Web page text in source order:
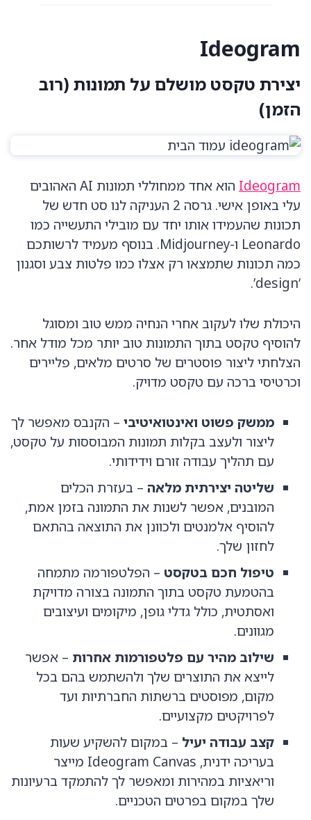
Ideogram
יצירת טקסט מושלם על תמונות (רוב
הזמן)
Ideogram
הוא אחד ממחוללי תמונות AI האהובים
עלי באופן אישי. גרסה 2 העניקה לנו סט חדש של
תכונות שהעמידו אותו יחד עם מובילי התעשייה כמו
Leonardo ו-Midjourney. בנוסף מעמיד לרשותכם
כמה תכונות שתמצאו רק אצלו כמו פלטות צבע וסגנון
‘design’.
היכולת שלו לעקוב אחרי הנחיה ממש טוב ומסוגל
להוסיף טקסט בתוך התמונות טוב יותר מכל מודל אחר.
הצלחתי ליצור פוסטרים של סרטים מלאים, פליירים
וכרטיסי ברכה עם טקסט מדויק.
ממשק פשוט ואינטואיטיבי – הקנבס מאפשר לך
ליצור ולעצב בקלות תמונות המבוססות על טקסט,
עם תהליך עבודה זורם וידידותי.
שליטה יצירתית מלאה – בעזרת הכלים
המובנים, אפשר לשנות את התמונה בזמן אמת,
להוסיף אלמנטים ולכוונן את התוצאה בהתאם
לחזון שלך.
טיפול חכם בטקסט – הפלטפורמה מתמחה
בהטמעת טקסט בתוך התמונה בצורה מדויקת
ואסתטית, כולל גדלי גופן, מיקומים ועיצובים
מגוונים.
שילוב מהיר עם פלטפורמות אחרות – אפשר
לייצא את התוצרים שלך ולהשתמש בהם בכל
מקום, מפוסטים ברשתות החברתיות ועד
לפרויקטים מקצועיים.
קצב עבודה יעיל – במקום להשקיע שעות
בעריכה ידנית, Ideogram Canvas מייצר
וריאציות במהירות ומאפשר לך להתמקד ברעיונות
שלך במקום בפרטים הטכניים.